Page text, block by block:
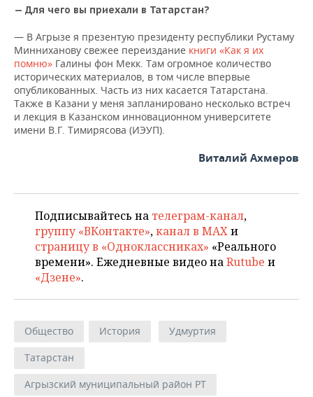
— Для чего вы приехали в Татарстан?
— В Агрызе я презентую президенту республики Рустаму
Минниханову свежее переиздание книги «Как я их
помню» Галины фон Мекк. Там огромное количество
исторических материалов, в том числе впервые
опубликованных. Часть из них касается Татарстана.
Также в Казани у меня запланировано несколько встреч
и лекция в Казанском инновационном университете
имени В.Г. Тимирясова (ИЭУП).
Виталий Ахмеров
Подписывайтесь на телеграм-канал,
группу «ВКонтакте»,канал в MAXи
страницу в «Одноклассниках» «Реального
времени». Ежедневные видео наRutube и
«Дзене».
Общество История
Удмуртия
Татарстан
Агрызский муниципальный район РТ